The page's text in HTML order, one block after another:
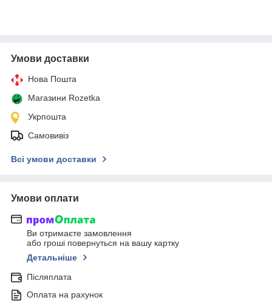
Умови доставки
Нова Пошта
Магазини Rozetka
Укрпошта
Самовивіз
Всі умови доставки
Умови оплати
Ви отримаєте замовлення
або гроші повернуться на вашу картку
Детальніше
Післяплата
Оплата на рахунок